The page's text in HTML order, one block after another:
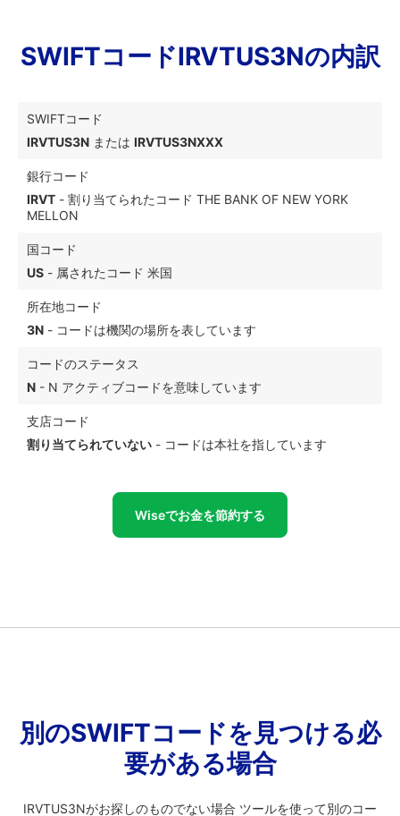
SWIFTコードIRVTUS3Nの内訳
SWIFTコード
IRVTUS3N または IRVTUS3NXXX
銀行コード
IRVT - 割り当てられたコード THE BANK OF NEW YORK
MELLON
国コード
US - 属されたコード 米国
所在地コード
3N - コードは機関の場所を表しています
コードのステータス
N - N アクティブコードを意味しています
支店コード
割り当てられていない - コードは本社を指しています
Wiseでお金を節約する
別のSWIFTコードを見つける必
要がある場合
IRVTUS3Nがお探しのものでない場合 ツールを使って別のコー